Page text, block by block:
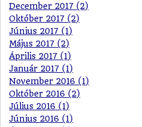
December 2017 (2)
Október 2017 (2)
Június 2017 (1)
Május 2017 (2)
Április 2017 (1)
Január 2017 (1)
November 2016 (1)
Október 2016 (2)
Július 2016 (1)
Június 2016 (1)